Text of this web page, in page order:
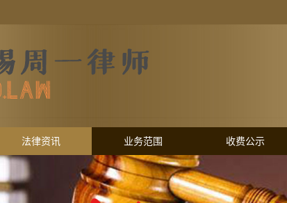
法律资讯 业务范围 收费公示